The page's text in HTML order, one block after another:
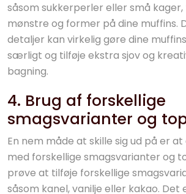
såsom sukkerperler eller små
mønstre og former på dine muffins.
detaljer kan virkelig gøre dine
særligt og tilføje ekstra sjov og
bagning.
4. Brug af forskellige
smagsvarianter og
En nem måde at skille sig ud på er
med forskellige smagsvarianter og
prøve at tilføje forskellige
såsom kanel, vanilje eller kakao. Det